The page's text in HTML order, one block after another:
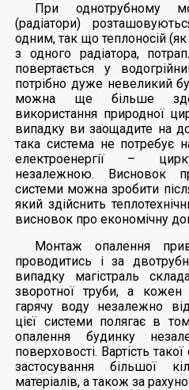
При однотрубному
(радіатори)
одним, так що теплоносій
з одного радіатора,
повертається у
потрібно дуже невеликий
можна ще більше
використання природної
випадку ви заощадите на
така система не потребує
електроенергії –
незалежною. Висновок
системи можна зробити
який здійснить
висновок про економічну
Монтаж опалення
проводитись і за
випадку магістраль
зворотної труби, а кожен
гарячу воду незалежно
цієї системи полягає в
опалення будинку
поверховості. Вартість
застосування більшої
матеріалів, а також за